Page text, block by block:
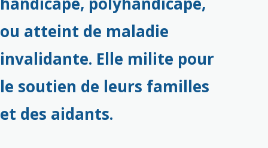
ou atteint de maladie
invalidante. Elle milite pour
le soutien de leurs familles
et des aidants.